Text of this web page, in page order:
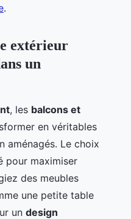
.
extérieur
un
, les balcons et
en véritables
aménagés. Le choix
pour maximiser
des meubles
une petite table
un design